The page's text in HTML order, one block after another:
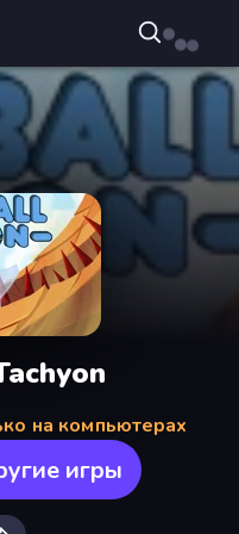
на компьютерах
игры